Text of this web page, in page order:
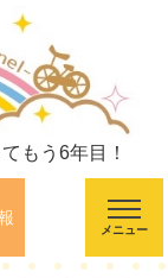
もう6年目！
メニュー